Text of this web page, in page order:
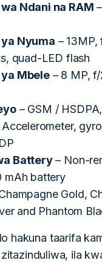
Ndani na RAM
Nyuma – 13MP,
quad-LED flash
Mbele– 8 MP, f/
– GSM /
Accelerometer,
Battery– Non-
mAh battery
Gold,
and Phantom
hakuna taarifa
ila